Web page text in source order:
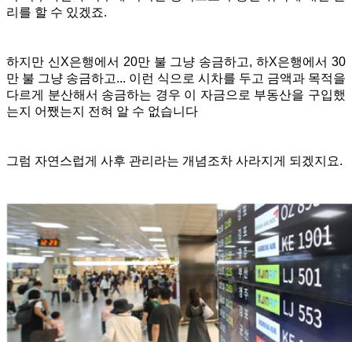
리를 할 수 있겠죠.
하지만 신X은행에서 20만 불 그냥 송금하고, 하X은행에서 30
만 불 그냥 송금하고... 이런 식으로 시차를 두고 금액과 목적을
다르게 분산해서 송금하는 경우 이 자금으로 부동산을 구입했
는지 어쨌는지 전혀 알 수 없습니다
그럼 자연스럽게 사후 관리라는 개념조차 사라지게 되겠지요.